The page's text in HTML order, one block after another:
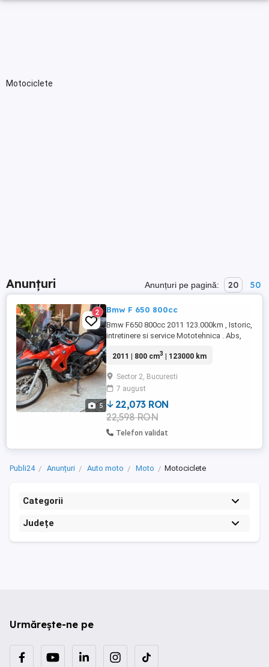
Motociclete
Anunțuri Anunțuri pe pagină: 20 50
5
2 Bmw F 650 800cc
Bmw F650 800cc 2011 123.000km , Istoric,
intretinere si service Mototehnica . Abs,
Givi , far LED nou, parbriz mare , are 2 sei ,
protectii motor , proiectoare , voltmetru
incorporat , etc.Pretul este NEGOCIABIL !!!
fata ...
2011 | 800 cm3 | 123000 km
Sector 2, Bucuresti
7 august
22,073 RON
22,598 RON
Telefon validat
Publi24 Anunțuri Auto moto Moto Motociclete
Categorii
Județe
Urmărește-ne pe